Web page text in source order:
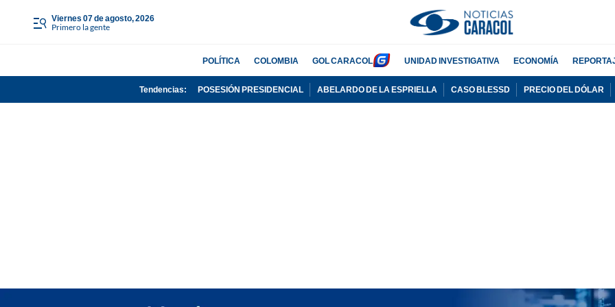
viernes 07 de agosto, 2026
Primero la gente
POLÍTICA COLOMBIA GOL CARACOL UNIDAD INVESTIGATIVA ECONOMÍA
Tendencias: POSESIÓN PRESIDENCIAL ABELARDO DE LA ESPRIELLA CASO BLESSD PRECIO DEL DÓLAR